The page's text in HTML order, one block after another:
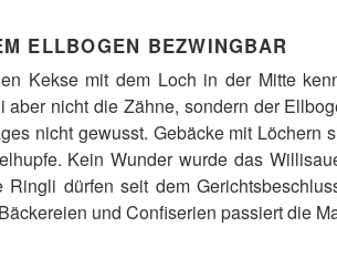
ELLBOGEN BEZWINGBAR
Kekse mit dem Loch in der Mitte
aber nicht die Zähne, sondern der
nicht gewusst. Gebäcke mit
Kein Wunder wurde das
Ringli dürfen seit dem
und Confiserien passiert die